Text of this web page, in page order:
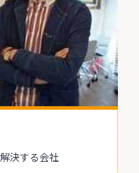
決する会社